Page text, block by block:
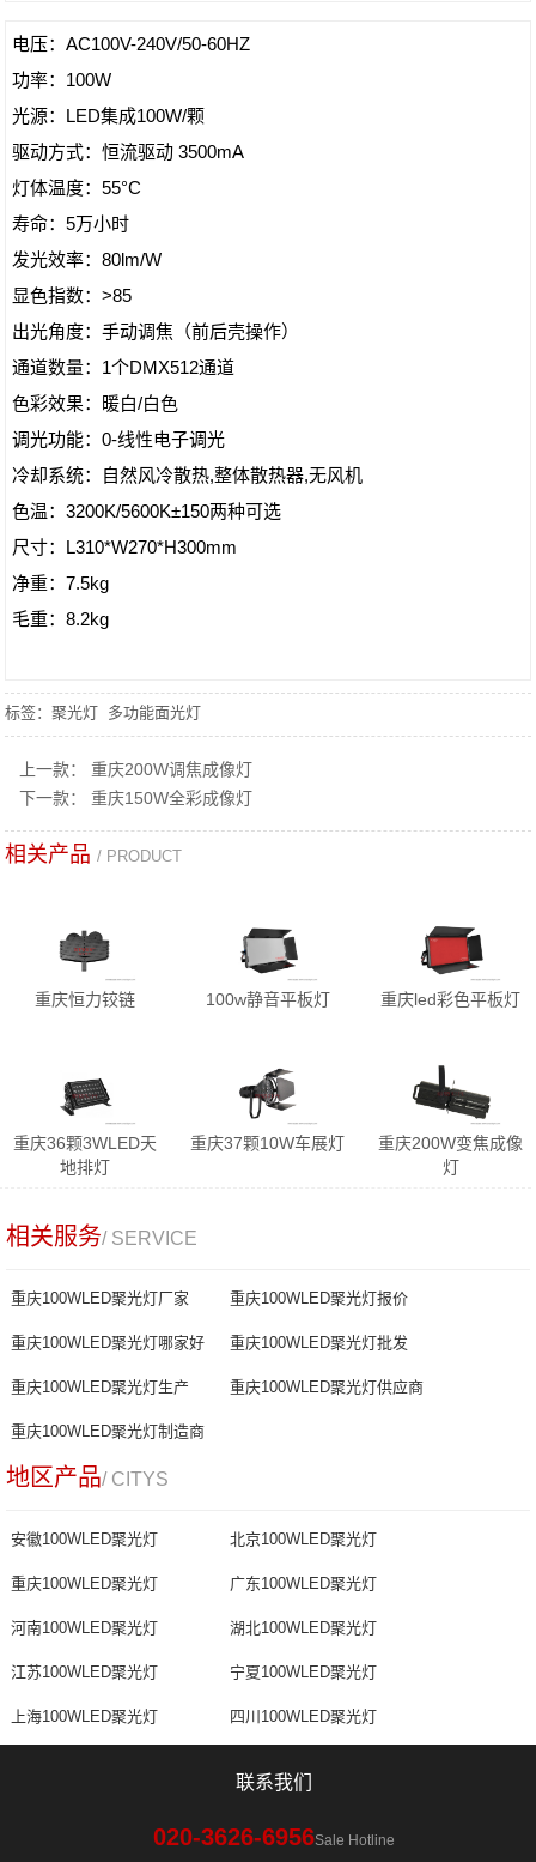
电压：AC100V-240V/50-60HZ
功率：100W
光源：LED集成100W/颗
驱动方式：恒流驱动 3500mA
灯体温度：55°C
寿命：5万小时
发光效率：80lm/W
显色指数：>85
出光角度：手动调焦（前后壳操作）
通道数量：1个DMX512通道
色彩效果：暖白/白色
调光功能：0-线性电子调光
冷却系统：自然风冷散热,整体散热器,无风机
色温：3200K/5600K±150两种可选
尺寸：L310*W270*H300mm
净重：7.5kg
毛重：8.2kg
标签：聚光灯 多功能面光灯
上一款：重庆200W调焦成像灯
下一款：重庆150W全彩成像灯
相关产品/ PRODUCT
重庆恒力铰链 100w静音平板灯 重庆led彩色平板灯
重庆36颗3WLED天
地排灯
重庆37颗10W车展灯
重庆200W变焦成像
灯
相关服务/ SERVICE
重庆100WLED聚光灯厂家 重庆100WLED聚光灯报价
重庆100WLED聚光灯哪家好 重庆100WLED聚光灯批发
重庆100WLED聚光灯生产 重庆100WLED聚光灯供应商
重庆100WLED聚光灯制造商
地区产品/ CITYS
安徽100WLED聚光灯 北京100WLED聚光灯
重庆100WLED聚光灯 广东100WLED聚光灯
河南100WLED聚光灯 湖北100WLED聚光灯
江苏100WLED聚光灯 宁夏100WLED聚光灯
上海100WLED聚光灯 四川100WLED聚光灯
联系我们
020-3626-6956Sale Hotline